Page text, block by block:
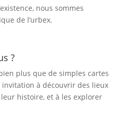
nous sommes
de l’urbex.
?
plus que de simples cartes
invitation à découvrir des lieux
histoire, et à les explorer